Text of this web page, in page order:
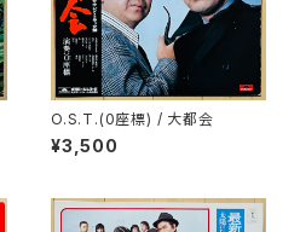
O.S.T.(0座標) / 大都会
¥3,500